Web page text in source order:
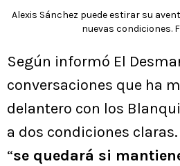
Alexis Sánchez puede estirar su
nuevas condiciones.
Según informó El
conversaciones que ha
delantero con los
a dos condiciones
“se quedará si